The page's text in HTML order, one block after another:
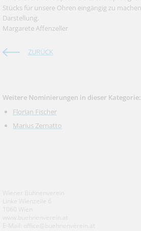
Stücks für unsere Ohren eingängig zu
Darstellung.
Margarete Affenzeller
ZURÜCK
Weitere Nominierungen in dieser Kategorie:
Florian Fischer
Marius Zernatto